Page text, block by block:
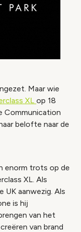
Maar wie
XL op 18
Communication
belofte naar de
enorm trots op de
XL. Als
UK aanwezig. Als
is hij
van het
van brand